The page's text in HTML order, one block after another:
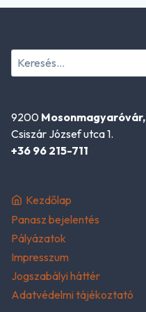
Keresés:
9200 Mosonmagyaróvár,
Csiszár József utca 1.
+36 96 215-711
Kezdőlap
Panasz bejelentés
Pályázatok
Impresszum
Jogszabályi háttér
Adatvédelmi tájékoztató